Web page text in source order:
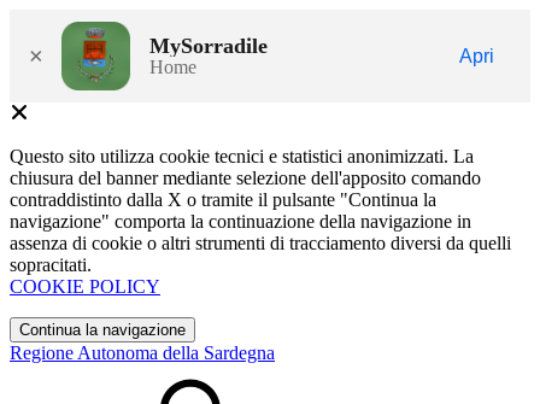
× MySorradile
Home
Apri
Questo sito utilizza cookie tecnici e statistici anonimizzati. La
chiusura del banner mediante selezione dell'apposito comando
contraddistinto dalla X o tramite il pulsante "Continua la
navigazione" comporta la continuazione della navigazione in
assenza di cookie o altri strumenti di tracciamento diversi da quelli
sopracitati.
COOKIE POLICY
Continua la navigazione
Regione Autonoma della Sardegna